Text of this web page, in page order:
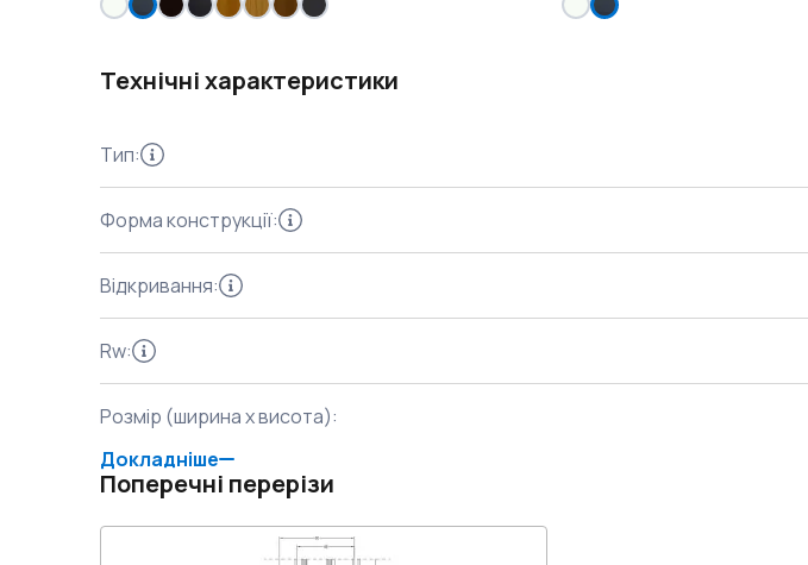
Технічні характеристики
Тип:
Форма конструкції:
Відкривання:
Rw:
Розмір (ширина x висота):
Докладніше
Поперечні перерізи